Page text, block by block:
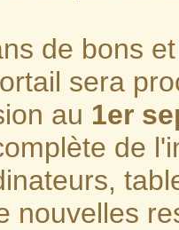
de bons
sera
au 1er
de
nouvelles